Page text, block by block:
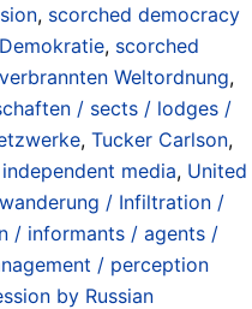
, scorched democracy
, scorched
Weltordnung,
/ sects / lodges /
, Tucker Carlson,
media, United
/ Infiltration /
/ informants / agents /
/ perception
by Russian